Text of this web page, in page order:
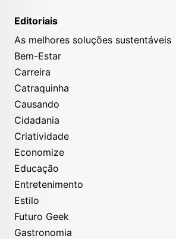
Editoriais
As melhores soluções sustentáveis
Bem-Estar
Carreira
Catraquinha
Causando
Cidadania
Criatividade
Economize
Educação
Entretenimento
Estilo
Futuro Geek
Gastronomia